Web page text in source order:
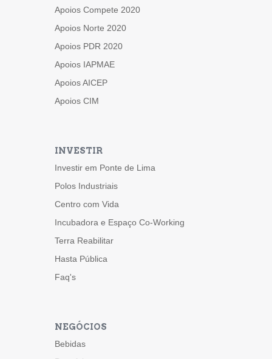
Apoios Compete 2020
Apoios Norte 2020
Apoios PDR 2020
Apoios IAPMAE
Apoios AICEP
Apoios CIM
INVESTIR
Investir em Ponte de Lima
Polos Industriais
Centro com Vida
Incubadora e Espaço Co-Working
Terra Reabilitar
Hasta Pública
Faq's
NEGÓCIOS
Bebidas